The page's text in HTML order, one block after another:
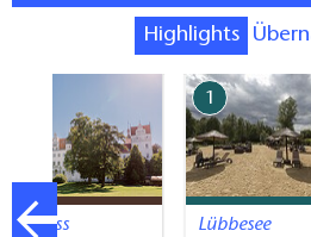
Highlights
Schloss
1
Lübbesee